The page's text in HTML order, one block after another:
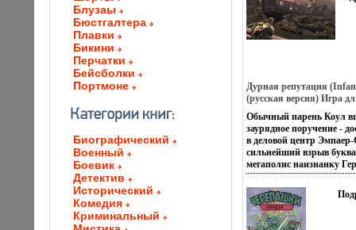
Блузаы
Бюстгалтера
Плавки
Бикини
Перчатки
Бейсболки
Портмоне
Биографический
Военный
Боевик
Детектив
Исторический
Комедия
Криминальный
`Дидактическая` поэзия
перекликается с
и философскими
Перевод
Дурная репутация
(русская версия) Игра
Blu-ray Disc, 2009 г
Computer Entertainment
Разработчик: Sucker
Дистрибьютор: Софт
инфо 308p.
Обычный парень Коул
заурядное поручение -
в деловой центр
сильнейший взрыв
мегаполис наизнанку
уцелеть, но город
рубяжзэины, на которых
и анархия Населенный
изолирован от внешнего
его разрушенных